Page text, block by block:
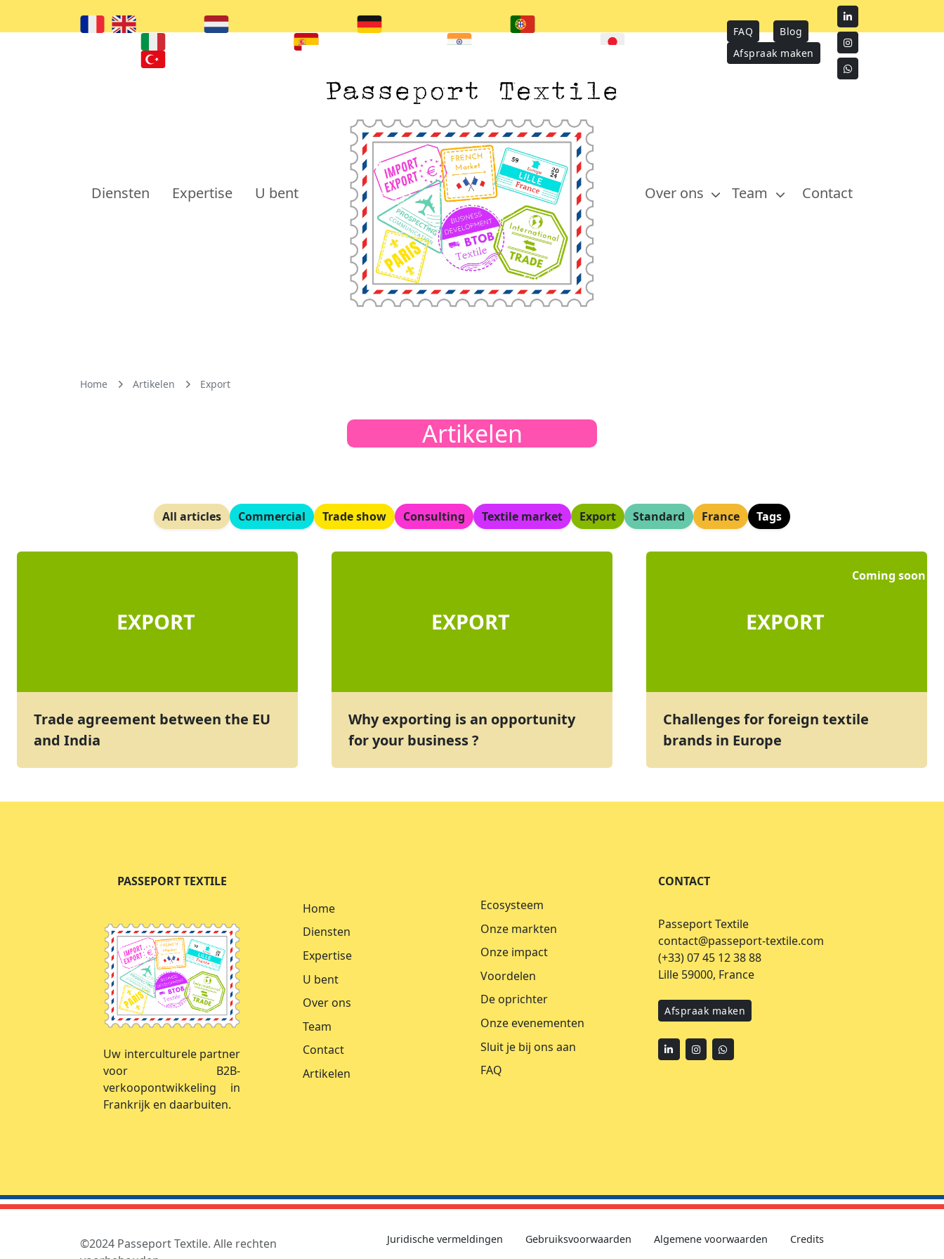
FAQ
Blog
Afspraak maken
Diensten Expertise U bent Over ons Team Contact
Home Artikelen Export
Artikelen
All articles Commercial Trade show Consulting Textile market Export Standard France Tags
EXPORT
Trade agreement between the EU
and India
EXPORT
Why exporting is an opportunity
for your business ?
EXPORT
Coming soon
Challenges for foreign textile
brands in Europe
PASSEPORT TEXTILE
Uw interculturele partner
voor B2B-
verkoopontwikkeling in
Frankrijk en daarbuiten.
Home
Diensten
Expertise
U bent
Over ons
Team
Contact
Artikelen
Ecosysteem
Onze markten
Onze impact
Voordelen
De oprichter
Onze evenementen
Sluit je bij ons aan
FAQ
CONTACT
Passeport Textile
contact@passeport-textile.com
(+33) 07 45 12 38 88
Lille 59000, France
Afspraak maken
LinkedinInstagramWhatsApp
©2024 Passeport Textile. Alle rechten
Juridische vermeldingen Gebruiksvoorwaarden Algemene voorwaarden
Credits